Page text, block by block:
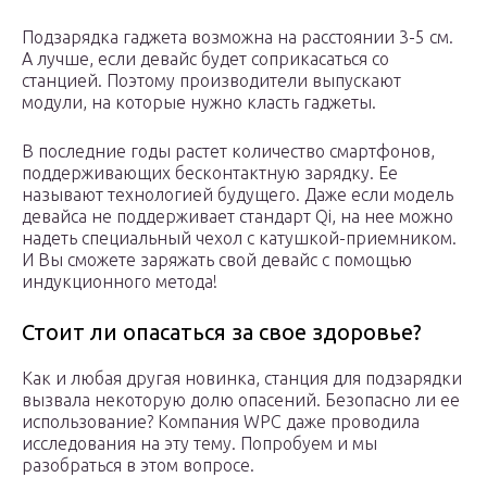
Подзарядка гаджета возможна на расстоянии 3-5 см.
А лучше, если девайс будет соприкасаться со
станцией. Поэтому производители выпускают
модули, на которые нужно класть гаджеты.
В последние годы растет количество смартфонов,
поддерживающих бесконтактную зарядку. Ее
называют технологией будущего. Даже если модель
девайса не поддерживает стандарт Qi, на нее можно
надеть специальный чехол с катушкой-приемником.
И Вы сможете заряжать свой девайс с помощью
индукционного метода!
Стоит ли опасаться за свое здоровье?
Как и любая другая новинка, станция для подзарядки
вызвала некоторую долю опасений. Безопасно ли ее
использование? Компания WPC даже проводила
исследования на эту тему. Попробуем и мы
разобраться в этом вопросе.